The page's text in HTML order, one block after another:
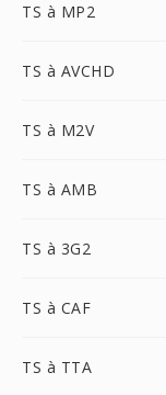
TS à MP2
TS à AVCHD
TS à M2V
TS à AMB
TS à 3G2
TS à CAF
TS à TTA